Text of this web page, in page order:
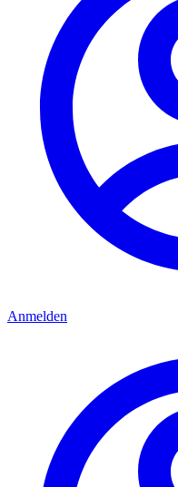
Anmelden